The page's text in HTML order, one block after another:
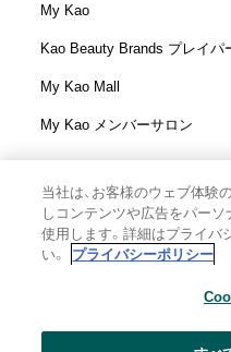
My Kao
Kao Beauty Brands プレイパ
My Kao Mall
My Kao メンバーサロン
花王株式会社
ウェブサイト利用規定
当社は、お客様のウェブ体験
しコンテンツや広告をパー
使用します。詳細はプライバ
い。
プライバシーポリシー